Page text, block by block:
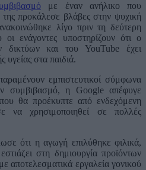
με έναν ανήλικο που
προκάλεσε βλάβες στην ψυχική
λίγο πριν τη δεύτερη
ενάγοντες υποστηρίζουν ότι ο
δικτύων και του YouTube έχει
υγείας στα παιδιά.
εμπιστευτικοί σύμφωνα
συμβιβασμό, η Google απέφυγε
θα προέκυπτε από ενδεχόμενη
να χρησιμοποιηθεί σε πολλές
ότι η αγωγή επιλύθηκε φιλικά,
στη δημιουργία προϊόντων
αποτελεσματικά εργαλεία γονικού